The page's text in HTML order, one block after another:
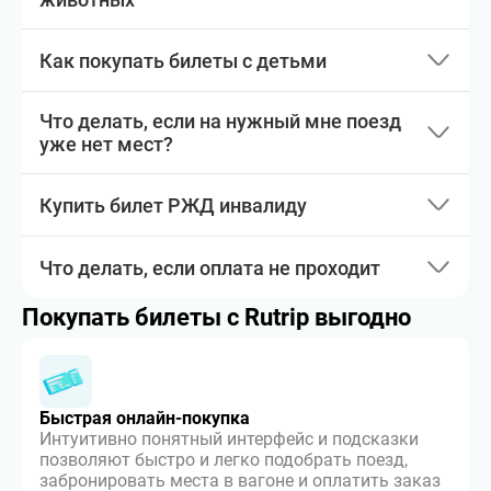
Как покупать билеты с детьми
Что делать, если на нужный мне поезд
уже нет мест?
Купить билет РЖД инвалиду
Что делать, если оплата не проходит
Покупать билеты с Rutrip выгодно
Быстрая онлайн-покупка
Интуитивно понятный интерфейс и подсказки
позволяют быстро и легко подобрать поезд,
забронировать места в вагоне и оплатить заказ